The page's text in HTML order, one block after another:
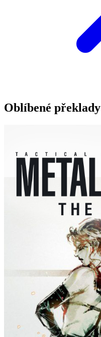
Oblíbené překlady